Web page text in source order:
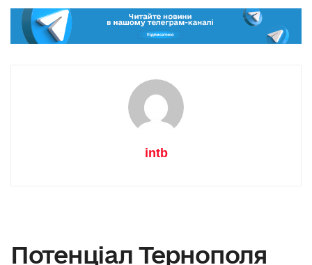
intb
Потенціал Тернополя